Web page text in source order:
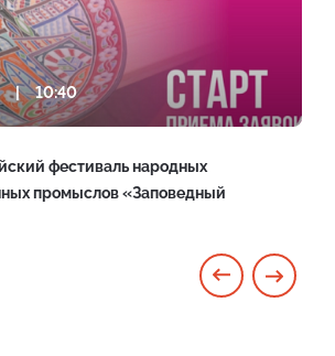
| 10:40
фестиваль народных
промыслов «Заповедный